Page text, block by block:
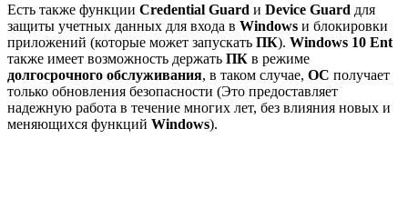
Есть также функции Credential Guard и Device Guard для
защиты учетных данных для входа в Windows и блокировки
приложений (которые может запускать ПК). Windows 10 Ent
также имеет возможность держать ПК в режиме
долгосрочного обслуживания, в таком случае, ОС получает
только обновления безопасности (Это предоставляет
надежную работа в течение многих лет, без влияния новых и
меняющихся функций Windows).